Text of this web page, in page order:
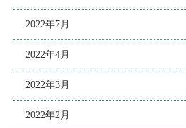
2022年7月
2022年4月
2022年3月
2022年2月